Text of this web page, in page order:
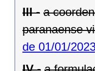
III - a
paranaense
de 01/01/